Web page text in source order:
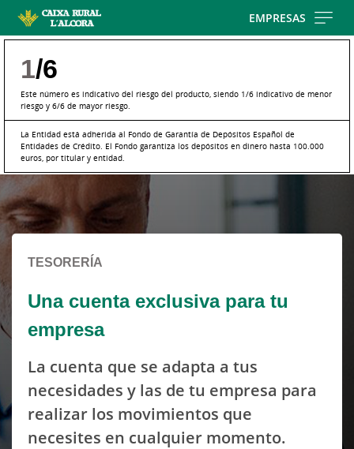
EMPRESAS
1/6
Este número es indicativo del riesgo del producto, siendo 1/6 indicativo de menor
riesgo y 6/6 de mayor riesgo.
La Entidad está adherida al Fondo de Garantía de Depósitos Español de
Entidades de Crédito. El Fondo garantiza los depósitos en dinero hasta 100.000
euros, por titular y entidad.
Cargando
contenido,
por
favor
espere...
TESORERÍA
Una cuenta exclusiva para tu
empresa
La cuenta que se adapta a tus
necesidades y las de tu empresa para
realizar los movimientos que
necesites en cualquier momento.